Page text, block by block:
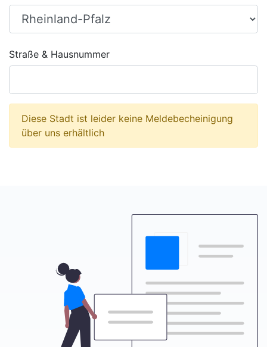
Straße & Hausnummer
Diese Stadt ist leider keine Meldebecheinigung
über uns erhältlich